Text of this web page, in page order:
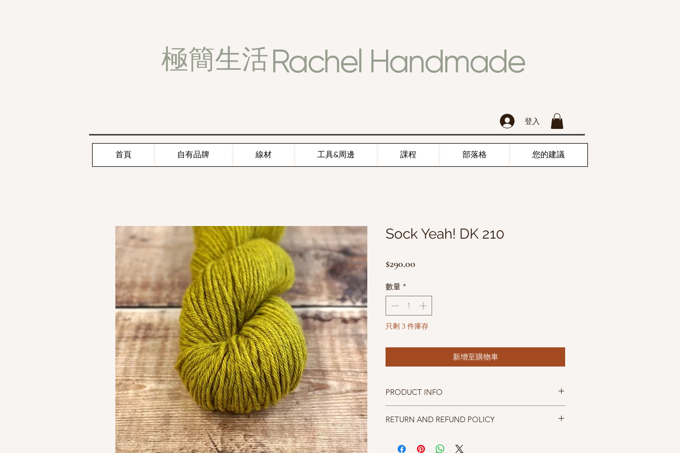
極簡生活Rachel Handmade
登入
首頁 自有品牌 線材 工具&周邊 課程 部落格 您的建議
Sock Yeah! DK 210
$290.00
數量 *
只剩 3 件庫存
新增至購物車
PRODUCT INFO
成分：75% superwash merino, 25% nylon
RETURN AND REFUND POLICY
仔細斟酌，因數量有限，售出後無法退換，敬請見諒。